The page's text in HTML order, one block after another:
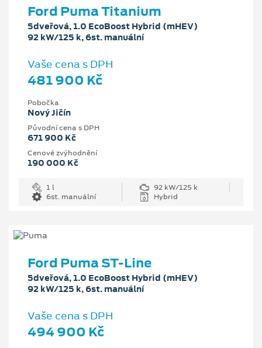
Ford Puma Titanium
5dveřová, 1.0 EcoBoost Hybrid (mHEV)
92 kW/125 k, 6st. manuální
Vaše cena s DPH
481 900 Kč
Pobočka
Nový Jičín
Původní cena s DPH
671 900 Kč
Cenové zvýhodnění
190 000 Kč
1 l
92 kW/125 k
6st. manuální
Hybrid
Ford Puma ST-Line
5dveřová, 1.0 EcoBoost Hybrid (mHEV)
92 kW/125 k, 6st. manuální
Vaše cena s DPH
494 900 Kč